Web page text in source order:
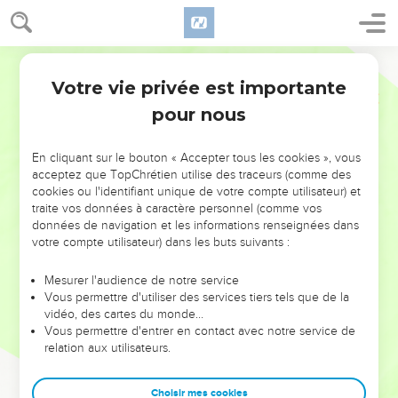
NE MANQUEZ PAS L’ÉVÉNEMENT
DE L’ANNÉE !
ET SI LEURS ERREURS POUVAIENT VOUS ÉVITER LES
VOTRES ?
leur foi ou leur vision. Mais on voit moins les doutes, les erreurs
et les saisons difficiles qu'ils ont traversés, alors même que ce
sont elles qui les ont façonnés.
Dans cette conférence, leaders, entrepreneurs, et responsables
clés pour avancer avec plus de sagesse afin que leurs erreurs
Votre vie privée est importante
pour nous
En cliquant sur le bouton « Accepter tous les cookies », vous
acceptez que TopChrétien utilise des traceurs (comme des
cookies ou l'identifiant unique de votre compte utilisateur) et
traite vos données à caractère personnel (comme vos
données de navigation et les informations renseignées dans
votre compte utilisateur) dans les buts suivants :
Mesurer l'audience de notre service
Vous permettre d'utiliser des services tiers tels que de la
vidéo, des cartes du monde…
Vous permettre d'entrer en contact avec notre service de
relation aux utilisateurs.
Choisir mes cookies